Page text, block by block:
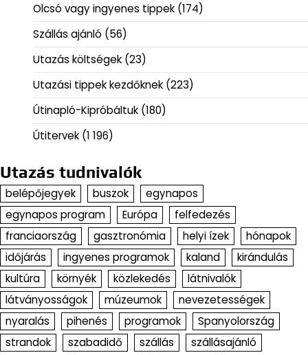
Olcsó vagy ingyenes tippek (174)
Szállás ajánló (56)
Utazás költségek (23)
Utazási tippek kezdőknek (223)
Útinapló-Kipróbáltuk (180)
Útitervek (1 196)
Utazás tudnivalók
belépőjegyek buszok
egynapos
egynapos program
Európa
felfedezés
franciaország
gasztronómia helyi ízek
hónapok
időjárás
ingyenes programok kaland
kirándulás
kultúra
környék közlekedés
látnivalók
látványosságok
múzeumok
nevezetességek
nyaralás
pihenés programok
Spanyolország
strandok
szabadidő szállás
szállásajánló